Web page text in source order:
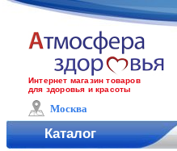
Интернет магазин товаров
для здоровья и красоты
Каталог